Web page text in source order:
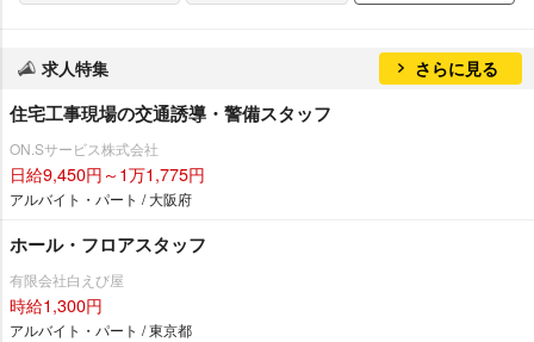
求人特集 さらに見る
住宅工事現場の交通誘導・警備スタッフ
ON.Sサービス株式会社
日給9,450円～1万1,775円
アルバイト・パート / 大阪府
ホール・フロアスタッフ
有限会社白えび屋
時給1,300円
アルバイト・パート / 東京都